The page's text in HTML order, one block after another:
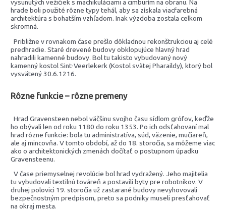
vysunutých vežičiek s machikuláciami a cimburím na obranu. Na
hrade boli použité rôzne typy tehál, aby sa získala viacfarebná
architektúra s bohatším vzhľadom. Inak výzdoba zostala celkom
skromná.
Približne v rovnakom čase prešlo dôkladnou rekonštrukciou aj celé
predhradie. Staré drevené budovy obklopujúce hlavný hrad
nahradili kamenné budovy. Bol tu takisto vybudovaný nový
kamenný kostol Sint-Veerlekerk (Kostol svätej Pharaildy), ktorý bol
vysvätený 30.6.1216.
Rôzne funkcie – rôzne premeny
Hrad Gravensteen nebol väčšinu svojho času sídlom grófov, keďže
ho obývali len od roku 1180 do roku 1353. Po ich odsťahovaní mal
hrad rôzne funkcie: bola tu administratíva, súd, väzenie, mučiareň,
ale aj mincovňa. V tomto období, až do 18. storočia, sa môžeme viac
ako o architektonických zmenách dočítať o postupnom úpadku
Gravensteenu.
V čase priemyselnej revolúcie bol hrad vydražený. Jeho majitelia
tu vybudovali textilnú továreň a postavili byty pre robotníkov. V
druhej polovici 19. storočia už zastarané budovy nevyhovovali
bezpečnostným predpisom, preto sa podniky museli presťahovať
na okraj mesta.